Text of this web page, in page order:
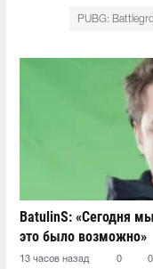
PUBG:
BatulinS: «Сегодня
это было возможно»
13 часов назад 0 0